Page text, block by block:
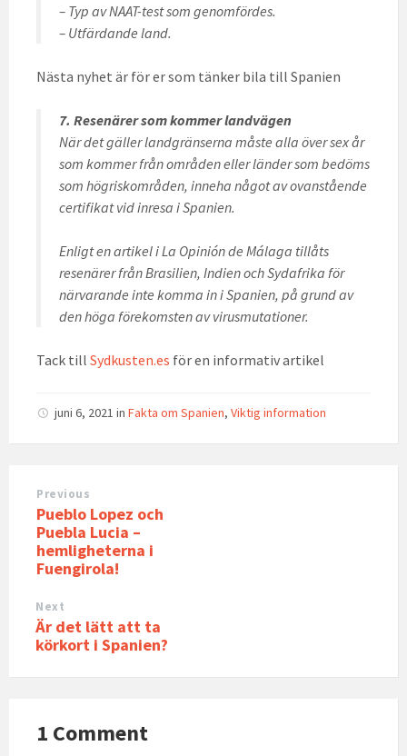
– Typ av NAAT-test som genomfördes.
– Utfärdande land.
Nästa nyhet är för er som tänker bila till Spanien
7. Resenärer som kommer landvägen
När det gäller landgränserna måste alla över sex år
som kommer från områden eller länder som bedöms
som högriskområden, inneha något av ovanstående
certifikat vid inresa i Spanien.
Enligt en artikel i La Opinión de Málaga tillåts
resenärer från Brasilien, Indien och Sydafrika för
närvarande inte komma in i Spanien, på grund av
den höga förekomsten av virusmutationer.
Tack till Sydkusten.es för en informativ artikel
juni 6, 2021 in Fakta om Spanien, Viktig information
Previous
Pueblo Lopez och
Puebla Lucia –
hemligheterna i
Fuengirola!
Next
Är det lätt att ta
körkort i Spanien?
1 Comment